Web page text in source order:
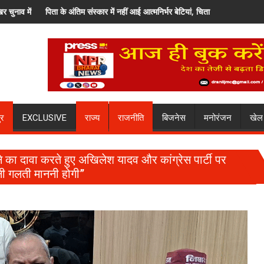
होगा संवैधानिक दायित्व
आई आत्मनिर्भर बेटियां, चिता पर अकेले विदा हो गए पिता, वृद्धाश्रम में कपड़ा व्यापारी की
अतीक अहमद के सबसे छोटे बेटे
EXCLUSIVE राज्य राजनीति बिजनेस मनोरंजन खेल
दावा करते हुए अखिलेश यादव और कांग्रेस पार्टी पर
माननी होगी”